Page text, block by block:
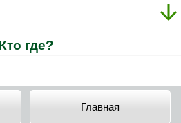
Кто где?
Главная